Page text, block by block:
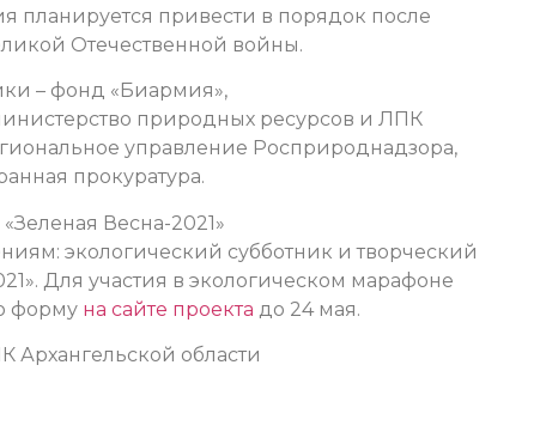
планируется привести в порядок после
Отечественной войны.
– фонд «Биармия»,
природных ресурсов и ЛПК
управление Росприроднадзора,
прокуратура.
Весна-2021»
экологический субботник и творческий
Для участия в экологическом марафоне
форму на сайте проекта до 24 мая.
Архангельской области